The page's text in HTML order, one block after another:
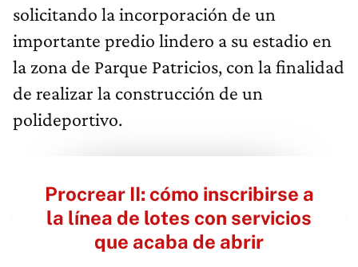
solicitando la incorporación de un
importante predio lindero a su estadio en
la zona de Parque Patricios, con la finalidad
de realizar la construcción de un
polideportivo.
Procrear II: cómo inscribirse a
la línea de lotes con servicios
que acaba de abrir